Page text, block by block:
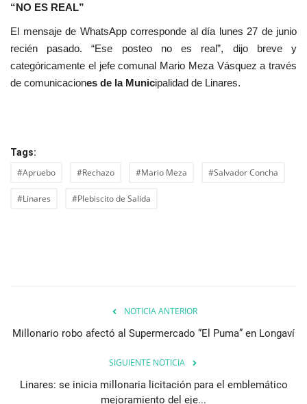
“NO ES REAL”
El mensaje de WhatsApp corresponde al día lunes 27 de junio
recién pasado. “Ese posteo no es real”, dijo breve y
categóricamente el jefe comunal Mario Meza Vásquez a través
de comunicaciones de la Municipalidad de Linares.
Tags:
#Apruebo #Rechazo #Mario Meza #Salvador Concha
#Linares #Plebiscito de Salida
NOTICIA ANTERIOR
Millonario robo afectó al Supermercado “El Puma” en Longaví
SIGUIENTE NOTICIA
Linares: se inicia millonaria licitación para el emblemático
mejoramiento del eje...